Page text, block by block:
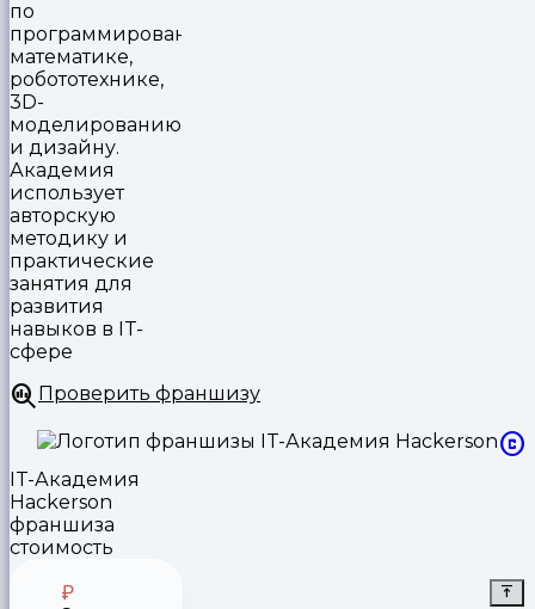
по
программированию,
математике,
робототехнике,
3D-
моделированию
и дизайну.
Академия
использует
авторскую
методику и
практические
занятия для
развития
навыков в IT-
сфере
Проверить франшизу
IT-Академия
Hackerson
франшиза
стоимость